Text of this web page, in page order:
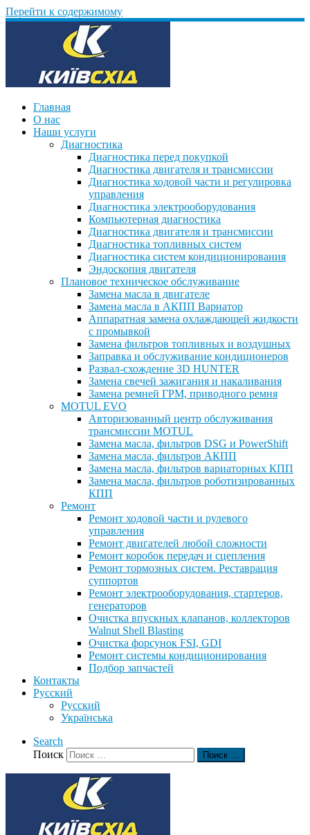
Перейти к содержимому
Главная
О нас
Наши услуги
Диагностика
Диагностика перед покупкой
Диагностика двигателя и трансмиссии
Диагностика ходовой части и регулировка
управления
Диагностика электрооборудования
Компьютерная диагностика
Диагностика двигателя и трансмиссии
Диагностика топливных систем
Диагностика систем кондиционирования
Эндоскопия двигателя
Плановое техническое обслуживание
Замена масла в двигателе
Замена масла в АКПП Вариатор
Аппаратная замена охлаждающей жидкости
с промывкой
Замена фильтров топливных и воздушных
Заправка и обслуживание кондиционеров
Развал-схождение 3D HUNTER
Замена свечей зажигания и накаливания
Замена ремней ГРМ, приводного ремня
MOTUL EVO
Авторизованный центр обслуживания
трансмиссии MOTUL
Замена масла, фильтров DSG и PowerShift
Замена масла, фильтров АКПП
Замена масла, фильтров вариаторных КПП
Замена масла, фильтров роботизированных
КПП
Ремонт
Ремонт ходовой части и рулевого
управления
Ремонт двигателей любой сложности
Ремонт коробок передач и сцепления
Ремонт тормозных систем. Реставрация
суппортов
Ремонт электрооборудования, стартеров,
генераторов
Очистка впускных клапанов, коллекторов
Walnut Shell Blasting
Очистка форсунок FSI, GDI
Ремонт системы кондиционирования
Подбор запчастей
Контакты
Русский
Русский
Українська
Search
Поиск
Поиск …